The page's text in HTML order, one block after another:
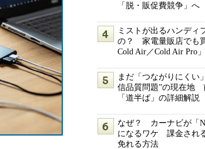
「脱・販促費競争」へ
ミストが出るハンディ
の？ 家電量販店でも
Cold Air／Cold Air Pro
まだ「つながりにくい
信品質問題”の現在地
「道半ば」の詳細解説
なぜ？ カーナビが「
になるワケ 課金され
免れる方法